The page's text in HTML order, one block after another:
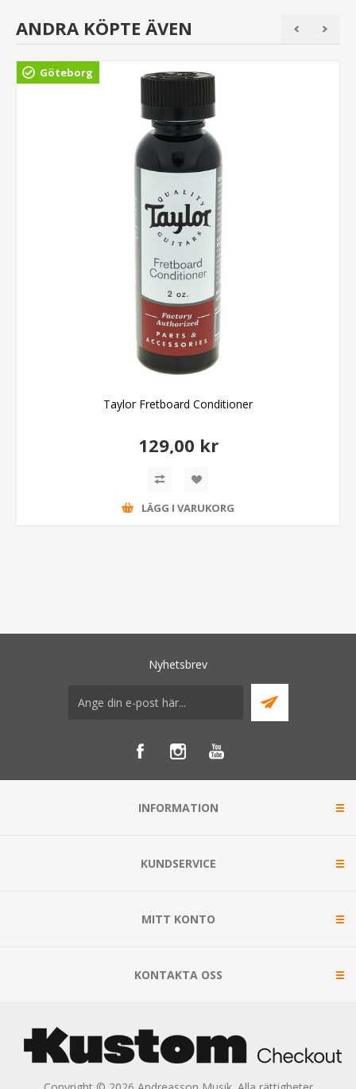
ANDRA KÖPTE ÄVEN
Göteborg
Taylor Fretboard Conditioner
129,00 kr
LÄGG I VARUKORG
Nyhetsbrev
INFORMATION
KUNDSERVICE
MITT KONTO
KONTAKTA OSS